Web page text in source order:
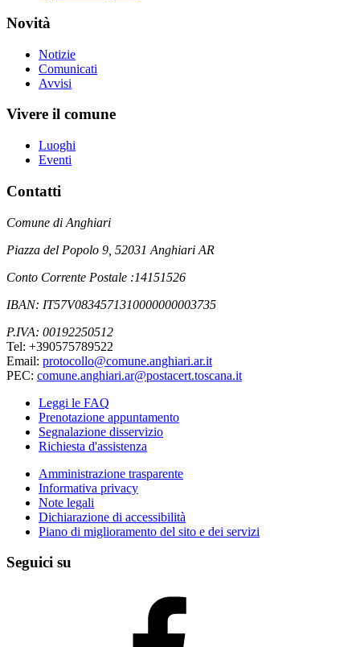
Novità
Notizie
Comunicati
Avvisi
Vivere il comune
Luoghi
Eventi
Contatti
Comune di Anghiari
Piazza del Popolo 9, 52031 Anghiari AR
Conto Corrente Postale :14151526
IBAN: IT57V0834571310000000003735
P.IVA: 00192250512
Tel: +390575789522
Email: protocollo@comune.anghiari.ar.it
PEC: comune.anghiari.ar@postacert.toscana.it
Leggi le FAQ
Prenotazione appuntamento
Segnalazione disservizio
Richiesta d'assistenza
Amministrazione trasparente
Informativa privacy
Note legali
Dichiarazione di accessibilità
Piano di miglioramento del sito e dei servizi
Seguici su